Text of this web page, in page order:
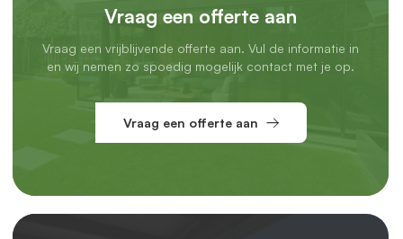
Vraag een offerte aan
Vraag een vrijblijvende offerte aan. Vul de informatie in
en wij nemen zo spoedig mogelijk contact met je op.
Vraag een offerte aan